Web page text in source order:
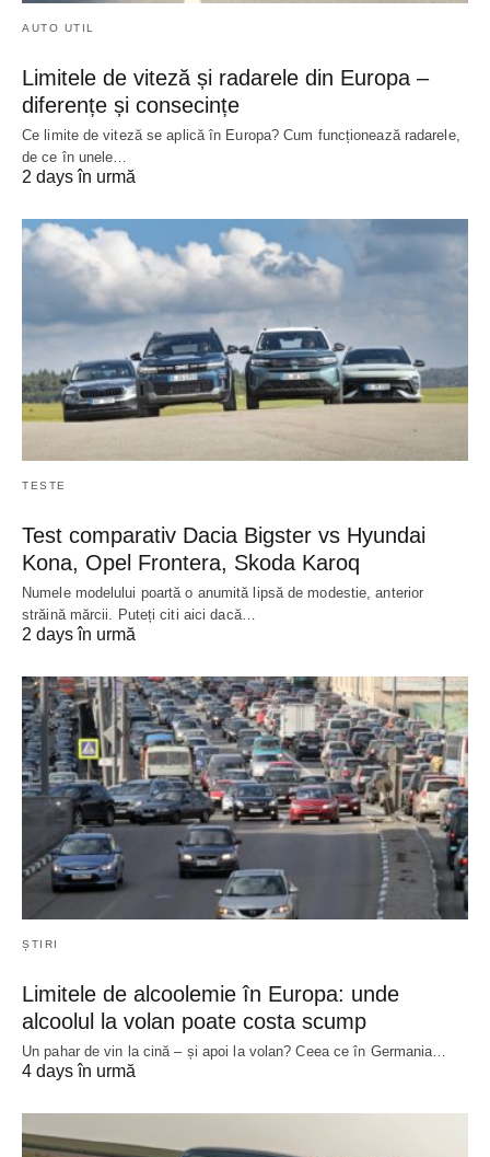
AUTO UTIL
Limitele de viteză și radarele din Europa –
diferențe și consecințe
Ce limite de viteză se aplică în Europa? Cum funcționează radarele,
de ce în unele…
2 days în urmă
TESTE
Test comparativ Dacia Bigster vs Hyundai
Kona, Opel Frontera, Skoda Karoq
Numele modelului poartă o anumită lipsă de modestie, anterior
străină mărcii. Puteți citi aici dacă…
2 days în urmă
ȘTIRI
Limitele de alcoolemie în Europa: unde
alcoolul la volan poate costa scump
Un pahar de vin la cină – și apoi la volan? Ceea ce în Germania…
4 days în urmă